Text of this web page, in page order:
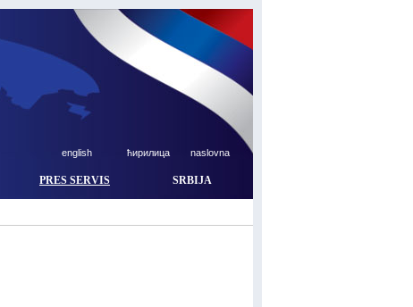
english ћирилица naslovna
PRES SERVIS SRBIJA